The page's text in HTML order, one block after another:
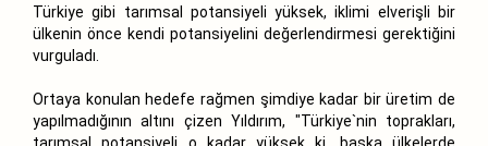
Türkiye gibi tarımsal potansiyeli yüksek, iklimi elverişli bir
ülkenin önce kendi potansiyelini değerlendirmesi gerektiğini
vurguladı.
Ortaya konulan hedefe rağmen şimdiye kadar bir üretim de
yapılmadığının altını çizen Yıldırım, "Türkiye`nin toprakları,